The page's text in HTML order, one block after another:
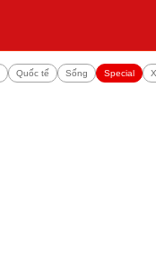
Quốc tế Sống Special